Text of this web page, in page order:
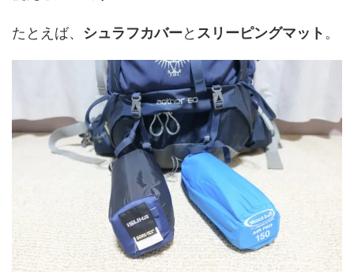
たとえば、 シュラフカバーと スリーピングマット 。